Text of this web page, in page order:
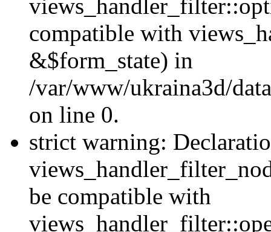
compatible with
&$form_state) in
/var/www/ukraina3d/
on line 0.
strict warning:
be compatible with